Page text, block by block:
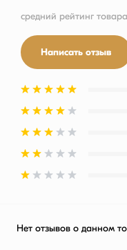
средний рейтинг товара
Написать отзыв
Нет отзывов о данном